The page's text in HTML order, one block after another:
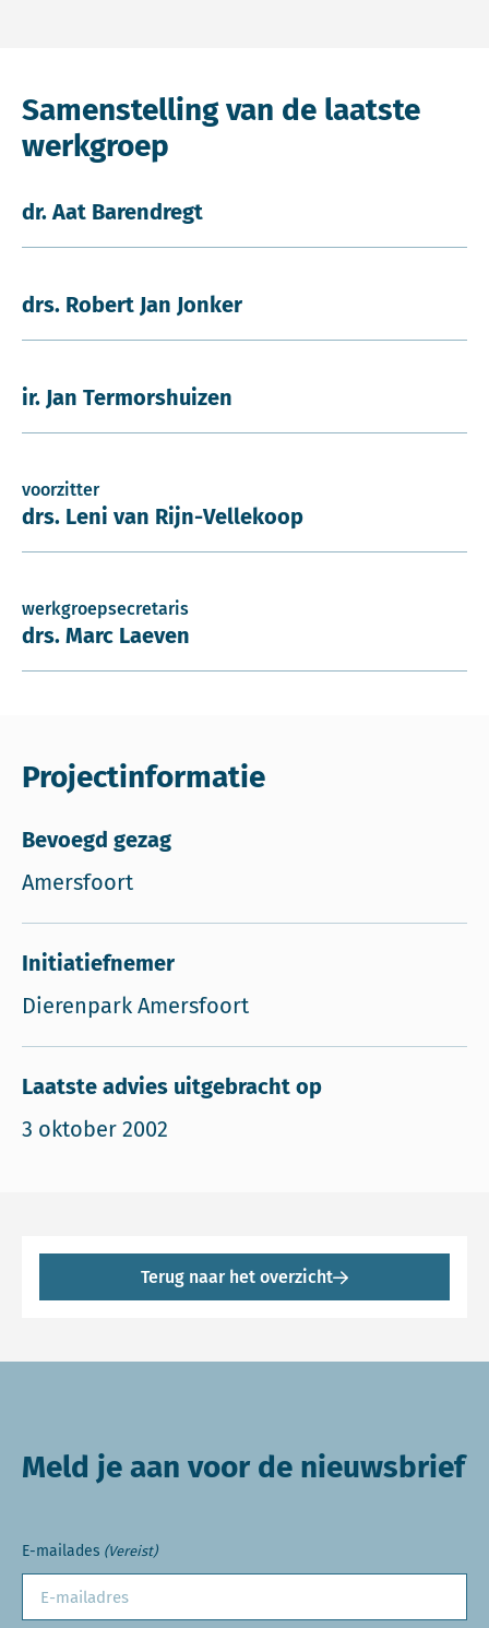
Samenstelling van de laatste
werkgroep
dr. Aat Barendregt
drs. Robert Jan Jonker
ir. Jan Termorshuizen
voorzitter
drs. Leni van Rijn-Vellekoop
werkgroepsecretaris
drs. Marc Laeven
Projectinformatie
Bevoegd gezag
Amersfoort
Initiatiefnemer
Dierenpark Amersfoort
Laatste advies uitgebracht op
3 oktober 2002
Terug naar het overzicht
Meld je aan voor de nieuwsbrief
E-mailades (Vereist)